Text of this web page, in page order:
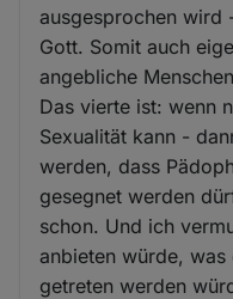
ausgesprochen wird
Gott. Somit auch
angebliche
Das vierte ist: wenn
Sexualität kann -
werden, dass
gesegnet werden
schon. Und ich
anbieten würde,
getreten werden